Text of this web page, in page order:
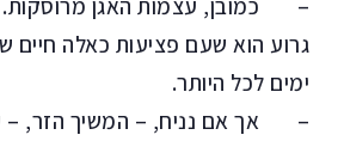
גרוע הוא שעם פציעות כאלה חיים
ימים לכל היותר.
– אך אם נניח, – המשיך הזר, –